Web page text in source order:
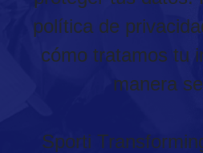
política de
cómo tratamos tu
manera
Sporti